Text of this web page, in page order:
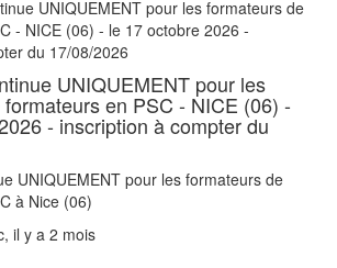
UNIQUEMENT pour les
en PSC - NICE (06) -
- inscription à compter du
UNIQUEMENT pour les formateurs de
à Nice (06)
il y a 2 mois